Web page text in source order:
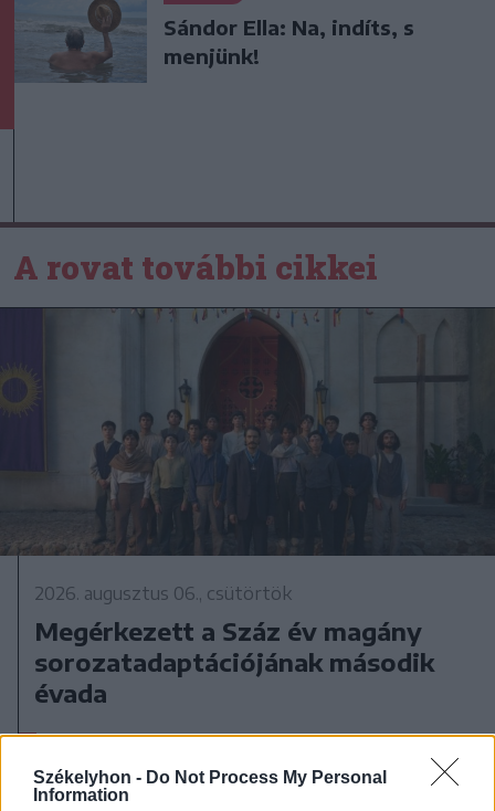
Székelyhon - Do Not Process My Personal
Information
Sándor Ella: Na, indíts, s
menjünk!
A rovat további cikkei
2026. augusztus 06., csütörtök
Megérkezett a Száz év magány
sorozatadaptációjának második
évada